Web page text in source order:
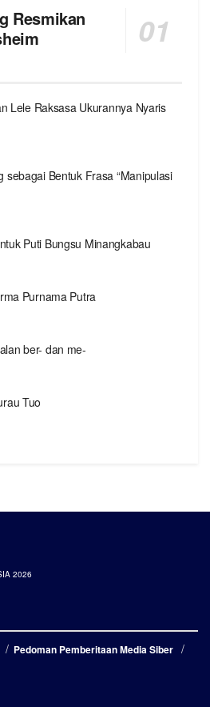
Resmikan
Lele Raksasa Ukurannya Nyaris
sebagai Bentuk Frasa “Manipulasi
Puti Bungsu Minangkabau
Purnama Putra
ber- dan me-
Tuo
2026
Pedoman Pemberitaan Media Siber